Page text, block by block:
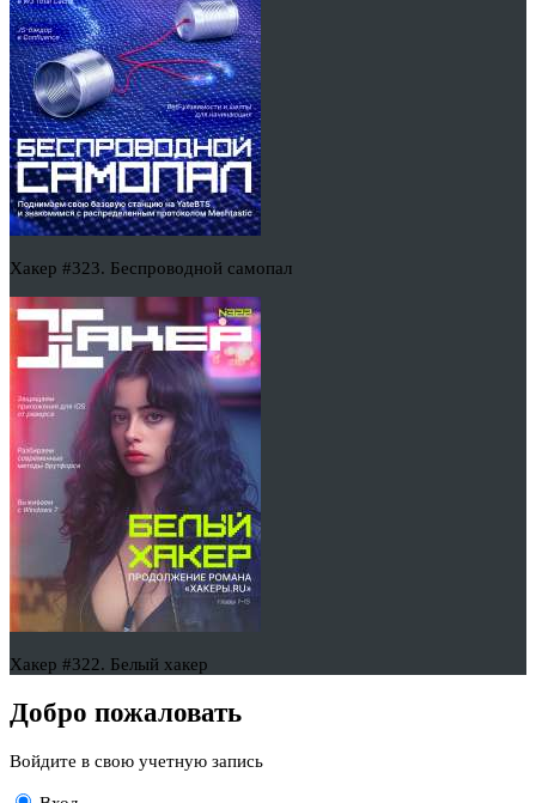
Хакер #323. Беспроводной самопал
Хакер #322. Белый хакер
Добро пожаловать
Войдите в свою учетную запись